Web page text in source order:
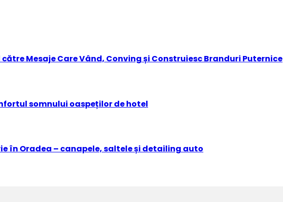
Mesaje Care Vând, Conving și Construiesc Branduri Puternice
somnului oaspeților de hotel
în Oradea – canapele, saltele și detailing auto